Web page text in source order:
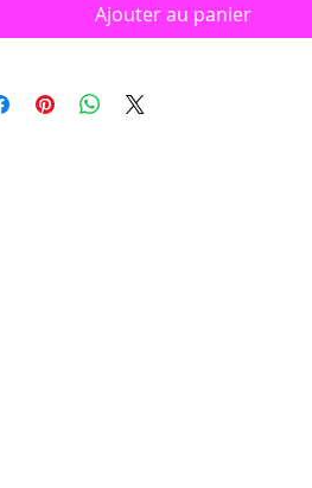
Ajouter au panier